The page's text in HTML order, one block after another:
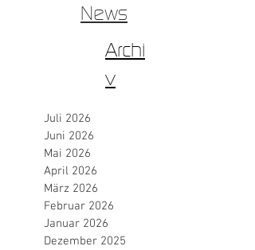
News
Archi
v
Juli 2026
Juni 2026
Mai 2026
April 2026
März 2026
Februar 2026
Januar 2026
Dezember 2025